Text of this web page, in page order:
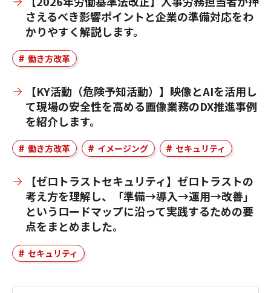
さえるべき影響ポイントと企業の準備対応をわ
かりやすく解説します。
働き方改革
【KY活動（危険予知活動）】映像とAIを活用し
て現場の安全性を高める画像業務のDX推進事例
を紹介します。
働き方改革 イメージング セキュリティ
【ゼロトラストセキュリティ】ゼロトラストの
考え方を理解し、「準備→導入→運用→改善」
というロードマップに沿って実践するための要
点をまとめました。
セキュリティ